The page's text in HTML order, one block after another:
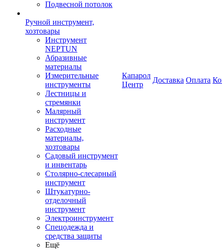
Подвесной потолок
Ручной инструмент,
хозтовары
Инструмент
NEPTUN
Абразивные
материалы
Измерительные
инструменты
Лестницы и
стремянки
Малярный
инструмент
Расходные
материалы,
хозтовары
Садовый инструмент
и инвентарь
Столярно-слесарный
инструмент
Штукатурно-
отделочный
инструмент
Электроинструмент
Спецодежда и
средства защиты
Ещё
Капарол
Центр
Доставка Оплата